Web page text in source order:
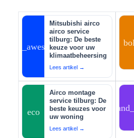
auto_awesome
Mitsubishi airco
airco service
tilburg: De beste
keuze voor uw
klimaatbeheersing
Lees artikel →
eco
Airco montage
service tilburg: De
beste keuzes voor
uw woning
Lees artikel →